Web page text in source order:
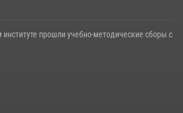
прошли учебно-методические сборы с